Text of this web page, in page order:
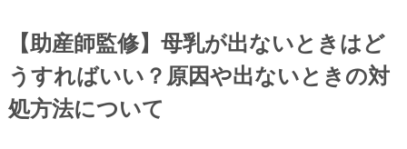
【助産師監修】母乳が出ないときはど
うすればいい？原因や出ないときの対
処方法について